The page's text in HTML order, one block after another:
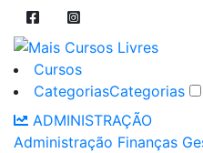
Cursos
CategoriasCategorias
ADMINISTRAÇÃO
Administração Finanças